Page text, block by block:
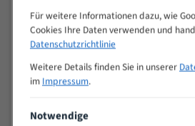
Carcass split
Fish Fillet
Meat preparation
Slicing Processed Food
Für weitere Informationen dazu, wie
Cookies Ihre Daten verwenden und
Datenschutzrichtlinie
Weitere Details finden Sie in unserer
im Impressum.
Notwendige